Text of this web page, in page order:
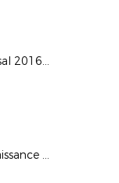
Coupe Atlantique Futsal 2016-2017 : revivez la finale remportée par Saint Herblain Pépite FC
Futsal : retour sur la naissance du Nantes Métropole Futsal (D1)